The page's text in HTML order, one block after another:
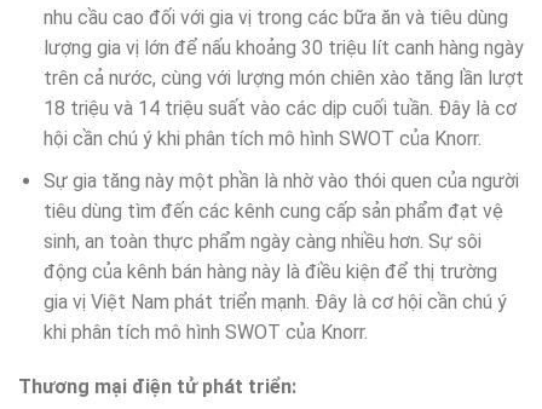
nhu cầu cao đối với gia vị trong các bữa ăn và tiêu dùng
lượng gia vị lớn để nấu khoảng 30 triệu lít canh hàng ngày
trên cả nước, cùng với lượng món chiên xào tăng lần lượt
18 triệu và 14 triệu suất vào các dịp cuối tuần. Đây là cơ
hội cần chú ý khi phân tích mô hình SWOT của Knorr.
Sự gia tăng này một phần là nhờ vào thói quen của người
tiêu dùng tìm đến các kênh cung cấp sản phẩm đạt vệ
sinh, an toàn thực phẩm ngày càng nhiều hơn. Sự sôi
động của kênh bán hàng này là điều kiện để thị trường
gia vị Việt Nam phát triển mạnh. Đây là cơ hội cần chú ý
khi phân tích mô hình SWOT của Knorr.
Thương mại điện tử phát triển: